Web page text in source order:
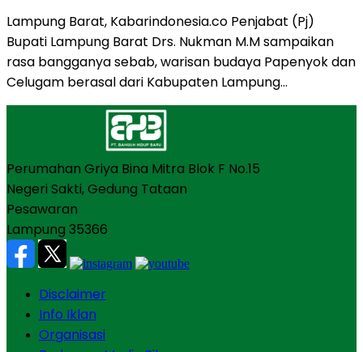
Lampung Barat, Kabarindonesia.co Penjabat (Pj)
Bupati Lampung Barat Drs. Nukman M.M sampaikan
rasa bangganya sebab, warisan budaya Papenyok dan
Celugam berasal dari Kabupaten Lampung…
Perumahan Griya Bina Mitra Blok F No.15
Negeri Sakti, Gedung Tataan
Pesawaran
Lampung 35366
Disclaimer
Info Iklan
Organisasi